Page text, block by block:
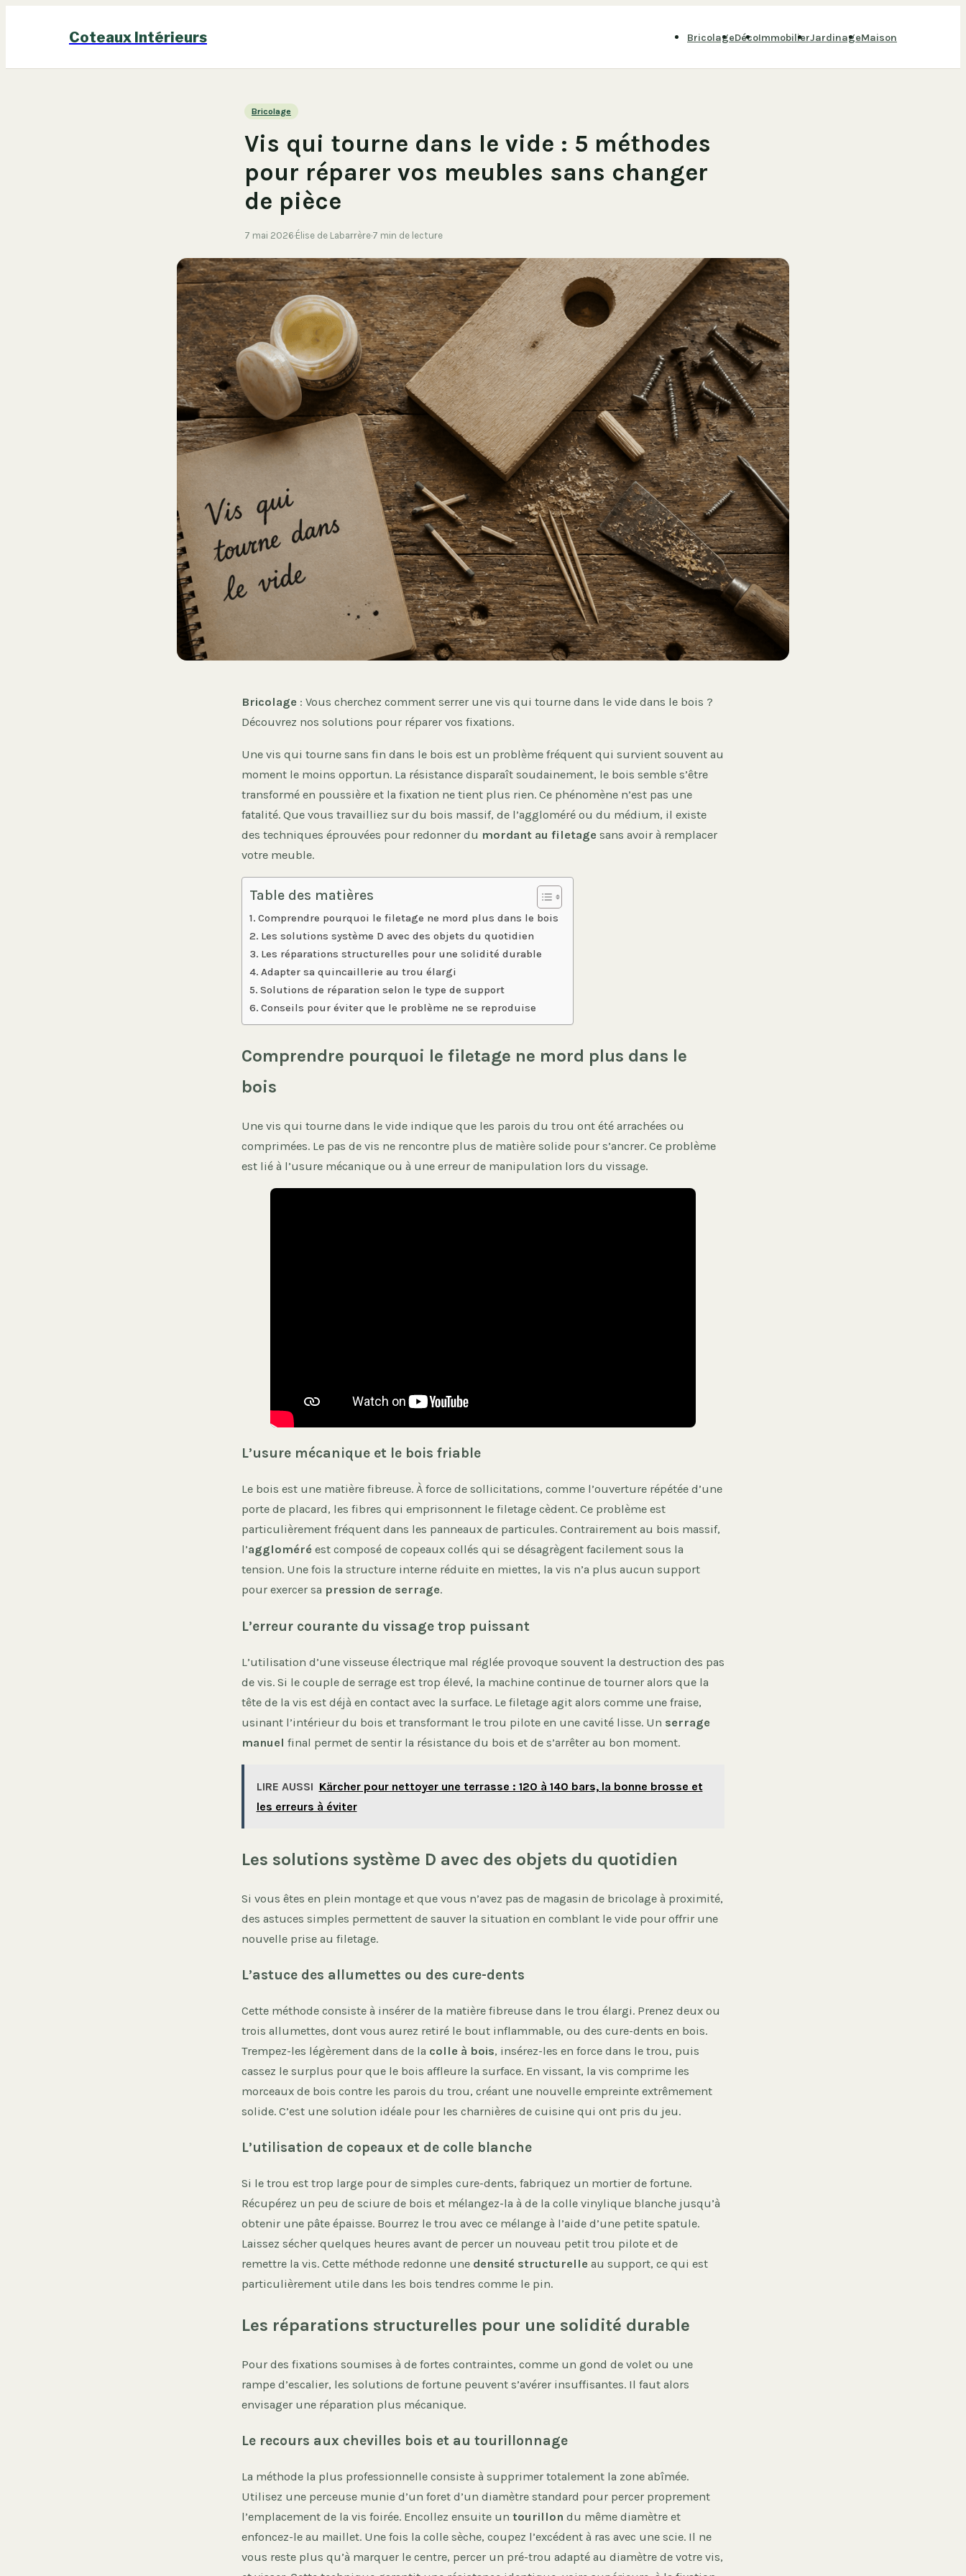
Coteaux Intérieurs BricolageDécoImmobilierJardinageMaison
Bricolage
Vis qui tourne dans le vide : 5 méthodes
pour réparer vos meubles sans changer
de pièce
7 mai 2026·Élise de Labarrère·7 min de lecture
Bricolage : Vous cherchez comment serrer une vis qui tourne dans le vide dans le bois ?
Découvrez nos solutions pour réparer vos fixations.
Une vis qui tourne sans fin dans le bois est un problème fréquent qui survient souvent au
moment le moins opportun. La résistance disparaît soudainement, le bois semble s’être
transformé en poussière et la fixation ne tient plus rien. Ce phénomène n’est pas une
fatalité. Que vous travailliez sur du bois massif, de l’aggloméré ou du médium, il existe
des techniques éprouvées pour redonner du mordant au filetage sans avoir à remplacer
votre meuble.
Table des matières
Comprendre pourquoi le filetage ne mord plus dans le bois
Les solutions système D avec des objets du quotidien
Les réparations structurelles pour une solidité durable
Adapter sa quincaillerie au trou élargi
Solutions de réparation selon le type de support
Conseils pour éviter que le problème ne se reproduise
Comprendre pourquoi le filetage ne mord plus dans le
bois
Une vis qui tourne dans le vide indique que les parois du trou ont été arrachées ou
comprimées. Le pas de vis ne rencontre plus de matière solide pour s’ancrer. Ce problème
est lié à l’usure mécanique ou à une erreur de manipulation lors du vissage.
L’usure mécanique et le bois friable
Le bois est une matière fibreuse. À force de sollicitations, comme l’ouverture répétée d’une
porte de placard, les fibres qui emprisonnent le filetage cèdent. Ce problème est
particulièrement fréquent dans les panneaux de particules. Contrairement au bois massif,
l’aggloméré est composé de copeaux collés qui se désagrègent facilement sous la
tension. Une fois la structure interne réduite en miettes, la vis n’a plus aucun support
pour exercer sa pression de serrage.
L’erreur courante du vissage trop puissant
L’utilisation d’une visseuse électrique mal réglée provoque souvent la destruction des pas
de vis. Si le couple de serrage est trop élevé, la machine continue de tourner alors que la
tête de la vis est déjà en contact avec la surface. Le filetage agit alors comme une fraise,
usinant l’intérieur du bois et transformant le trou pilote en une cavité lisse. Un serrage
manuel final permet de sentir la résistance du bois et de s’arrêter au bon moment.
LIRE AUSSI Kärcher pour nettoyer une terrasse : 120 à 140 bars, la bonne brosse et
les erreurs à éviter
Les solutions système D avec des objets du quotidien
Si vous êtes en plein montage et que vous n’avez pas de magasin de bricolage à proximité,
des astuces simples permettent de sauver la situation en comblant le vide pour offrir une
nouvelle prise au filetage.
L’astuce des allumettes ou des cure-dents
Cette méthode consiste à insérer de la matière fibreuse dans le trou élargi. Prenez deux ou
trois allumettes, dont vous aurez retiré le bout inflammable, ou des cure-dents en bois.
Trempez-les légèrement dans de la colle à bois, insérez-les en force dans le trou, puis
cassez le surplus pour que le bois affleure la surface. En vissant, la vis comprime les
morceaux de bois contre les parois du trou, créant une nouvelle empreinte extrêmement
solide. C’est une solution idéale pour les charnières de cuisine qui ont pris du jeu.
L’utilisation de copeaux et de colle blanche
Si le trou est trop large pour de simples cure-dents, fabriquez un mortier de fortune.
Récupérez un peu de sciure de bois et mélangez-la à de la colle vinylique blanche jusqu’à
obtenir une pâte épaisse. Bourrez le trou avec ce mélange à l’aide d’une petite spatule.
Laissez sécher quelques heures avant de percer un nouveau petit trou pilote et de
remettre la vis. Cette méthode redonne une densité structurelle au support, ce qui est
particulièrement utile dans les bois tendres comme le pin.
Les réparations structurelles pour une solidité durable
Pour des fixations soumises à de fortes contraintes, comme un gond de volet ou une
rampe d’escalier, les solutions de fortune peuvent s’avérer insuffisantes. Il faut alors
envisager une réparation plus mécanique.
Le recours aux chevilles bois et au tourillonnage
La méthode la plus professionnelle consiste à supprimer totalement la zone abîmée.
Utilisez une perceuse munie d’un foret d’un diamètre standard pour percer proprement
l’emplacement de la vis foirée. Encollez ensuite un tourillon du même diamètre et
enfoncez-le au maillet. Une fois la colle sèche, coupez l’excédent à ras avec une scie. Il ne
vous reste plus qu’à marquer le centre, percer un pré-trou adapté au diamètre de votre vis,